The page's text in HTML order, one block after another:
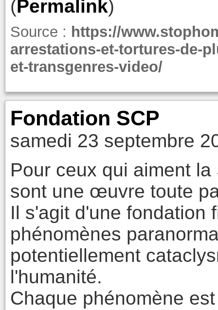
(Permalink)
Source : https://
arrestations-et-tortures-de-
et-transgenres-video/
Fondation SCP
samedi 23 septembre
Pour ceux qui aiment
sont une œuvre toute
Il s'agit d'une fondation
phénomènes
potentiellement
l'humanité.
Chaque phénomène